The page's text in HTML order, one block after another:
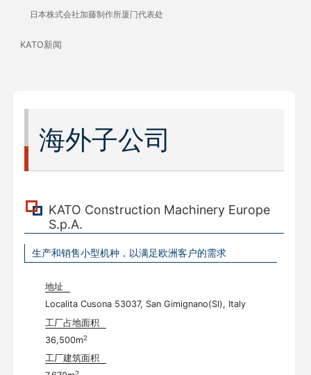
日本株式会社加藤制作所厦门代表处
KATO新闻
海外子公司
KATO Construction Machinery Europe
S.p.A.
生产和销售小型机种，以满足欧洲客户的需求
地址
Localita Cusona 53037, San Gimignano(Sl), Italy
工厂占地面积
36,500m2
工厂建筑面积
2